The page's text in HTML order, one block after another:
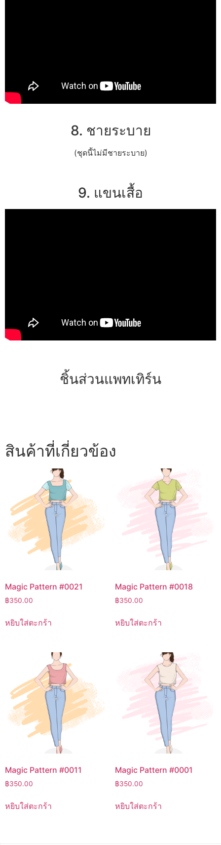
8. ชายระบาย
(ชุดนี้ไม่มีชายระบาย)
9. แขนเสื้อ
ชิ้นส่วนแพทเทิร์น
สินค้าที่เกี่ยวข้อง
Magic Pattern #0021
฿350.00
หยิบใส่ตะกร้า
Magic Pattern #0018
฿350.00
หยิบใส่ตะกร้า
Magic Pattern #0011
฿350.00
หยิบใส่ตะกร้า
Magic Pattern #0001
฿350.00
หยิบใส่ตะกร้า